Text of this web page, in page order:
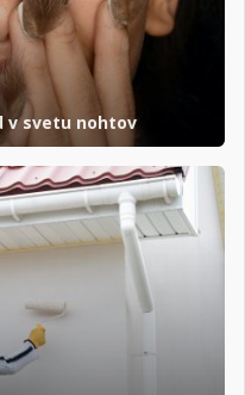
v svetu nohtov